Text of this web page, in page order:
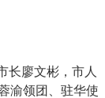
长廖文彬，市人
渝领团、驻华使